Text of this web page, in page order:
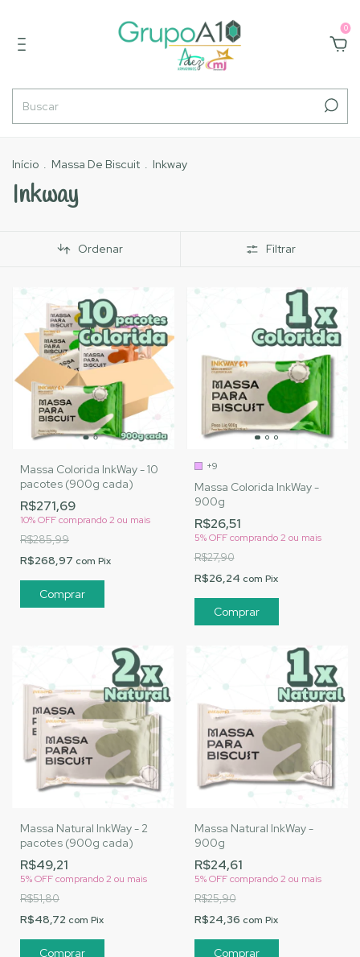
0
Início . Massa De Biscuit . Inkway
Inkway
Ordenar Filtrar
Massa Colorida InkWay - 10
pacotes (900g cada)
R$271,69
10% OFFcomprando 2 ou mais
R$285,99
R$268,97 com Pix
+9
Massa Colorida InkWay -
900g
R$26,51
5% OFF comprando 2 ou mais
R$27,90
R$26,24 com Pix
Comprar
Massa Natural InkWay - 2
pacotes (900g cada)
R$49,21
5% OFFcomprando 2 ou mais
R$51,80
R$48,72 com Pix
Massa Natural InkWay -
900g
R$24,61
5% OFF comprando 2 ou mais
R$25,90
R$24,36 com Pix